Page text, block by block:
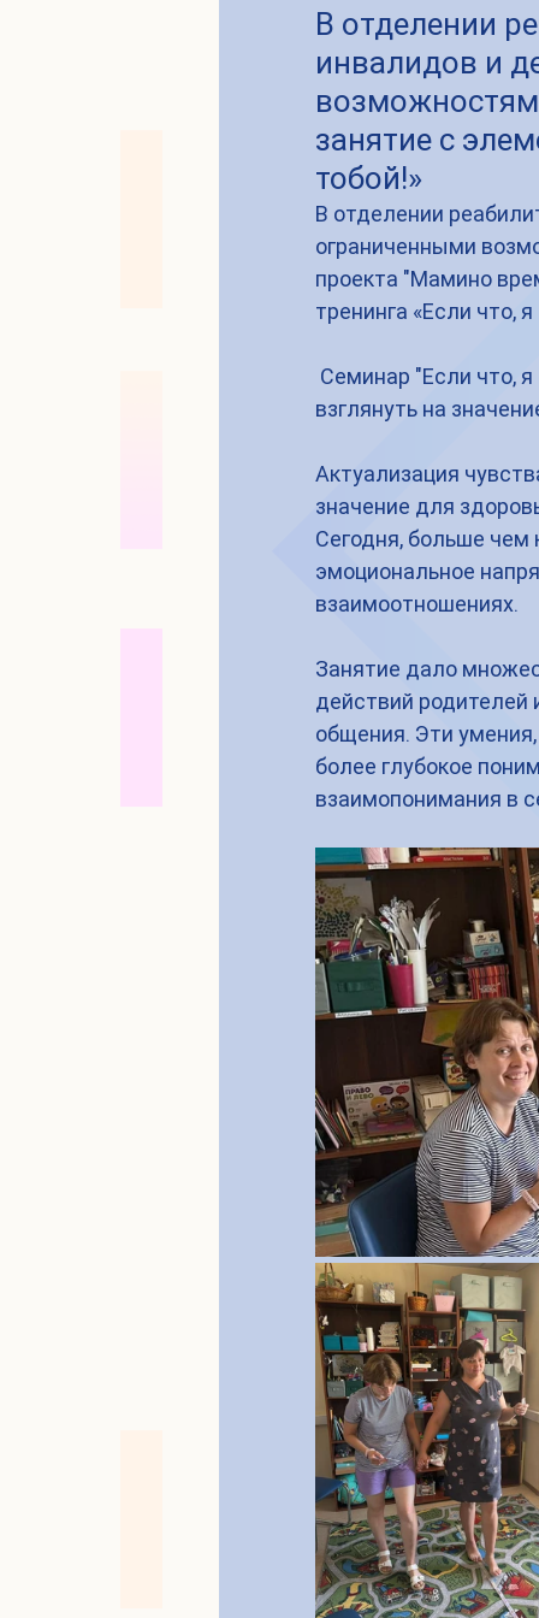
В отделении
инвалидов и
занятие с
тобой!»
В отделении
ограниченными
проекта "Мамино
тренинга «Если что,
взглянуть на
Актуализация
значение для
Сегодня, больше
эмоциональное
взаимоотношениях.
Занятие дало
действий
общения. Эти
более глубокое
взаимопонимания в